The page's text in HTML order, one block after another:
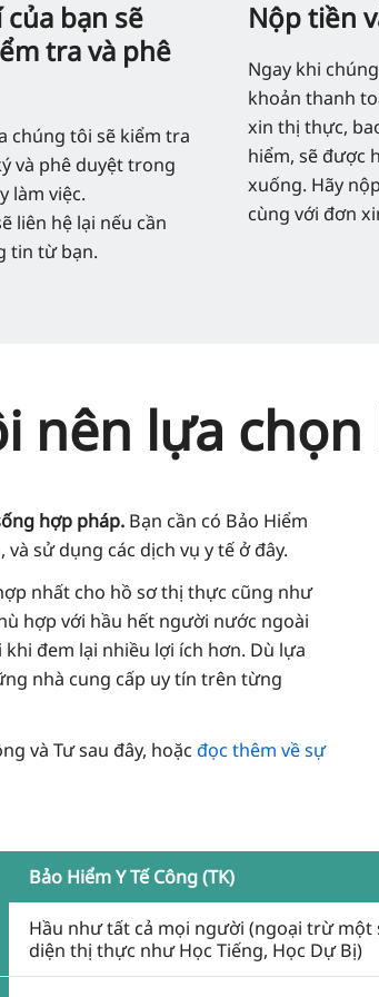
bạn sẽ
tra và phê
chúng tôi sẽ kiểm tra
và phê duyệt trong
làm việc.
liên hệ lại nếu cần
tin từ bạn.
Nộp tiền
Ngay khi
khoản thanh
xin thị thực,
hiểm, sẽ được
xuống. Hãy
cùng với đơn
nên lựa
hợp pháp. Bạn cần có Bảo Hiểm
sử dụng các dịch vụ y tế ở đây.
nhất cho hồ sơ thị thực cũng như
hợp với hầu hết người nước ngoài
khi đem lại nhiều lợi ích hơn. Dù lựa
nhà cung cấp uy tín trên từng
và Tư sau đây, hoặc đọc thêm về sự
Bảo Hiểm Y Tế Công (TK)
Hầu như tất cả mọi người (ngoại trừ một
diện thị thực như Học Tiếng, Học Dự Bị)